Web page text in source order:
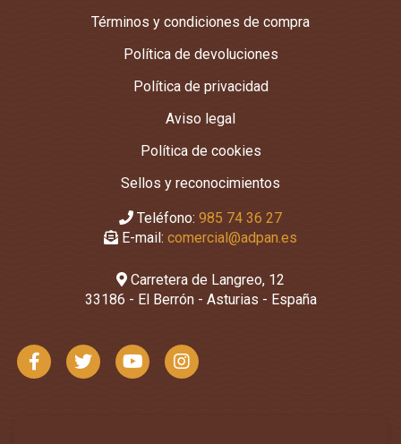
Términos y condiciones de compra
Política de devoluciones
Política de privacidad
Aviso legal
Política de cookies
Sellos y reconocimientos
Teléfono: 985 74 36 27
E-mail: comercial@adpan.es
Carretera de Langreo, 12
33186 - El Berrón - Asturias - España